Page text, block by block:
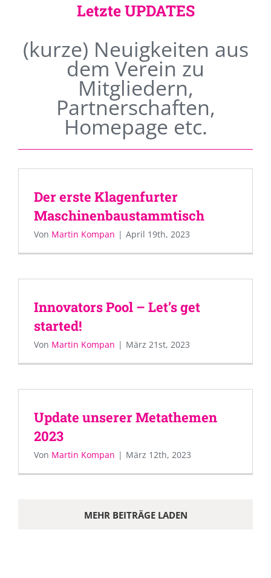
Letzte UPDATES
(kurze) Neuigkeiten aus
dem Verein zu
Mitgliedern,
Partnerschaften,
Homepage etc.
Der erste Klagenfurter
Maschinenbaustammtisch
Von Martin Kompan | April 19th, 2023
Innovators Pool – Let’s get
started!
Von Martin Kompan | März 21st, 2023
Update unserer Metathemen
2023
Von Martin Kompan | März 12th, 2023
MEHR BEITRÄGE LADEN